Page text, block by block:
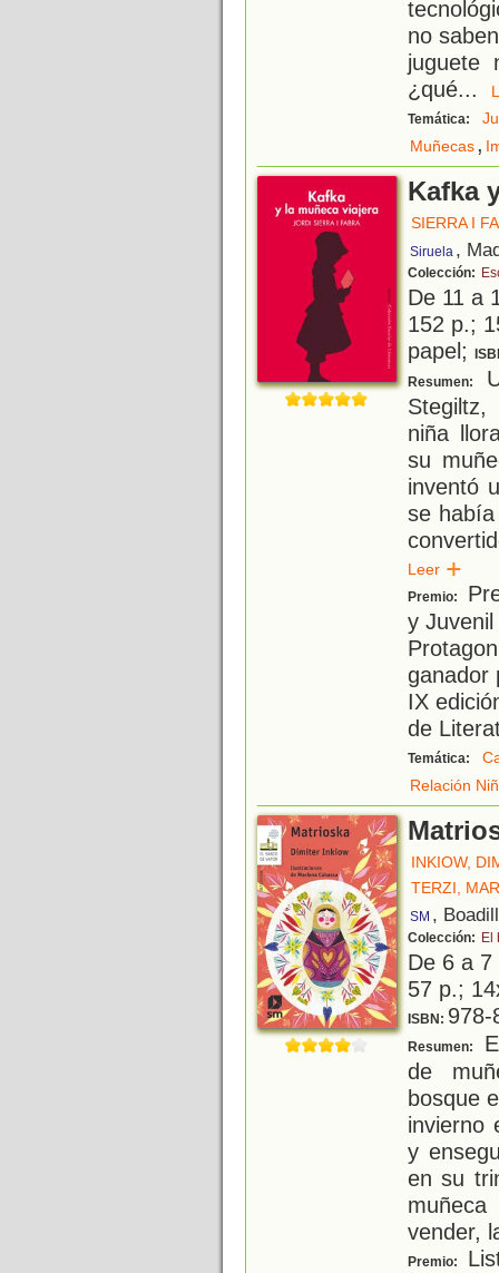
no
juguete
¿qué...
Temática:
Muñecas,
Kafka
SIERRA I
Siruela ,
Colección:
De 11 a
152 p.;
papel;
Resumen:
niña
su
inventó
se
Leer
Premio:
y
ganador
IX
de
Temática:
Relación
INKIOW,
TERZI,
SM ,
Colección: El
De 6 a
57 p.;
ISBN: 978-
Resumen:
de
bosque
invierno
y
en su
vender,
Premio: